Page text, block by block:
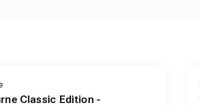
Classic Edition -